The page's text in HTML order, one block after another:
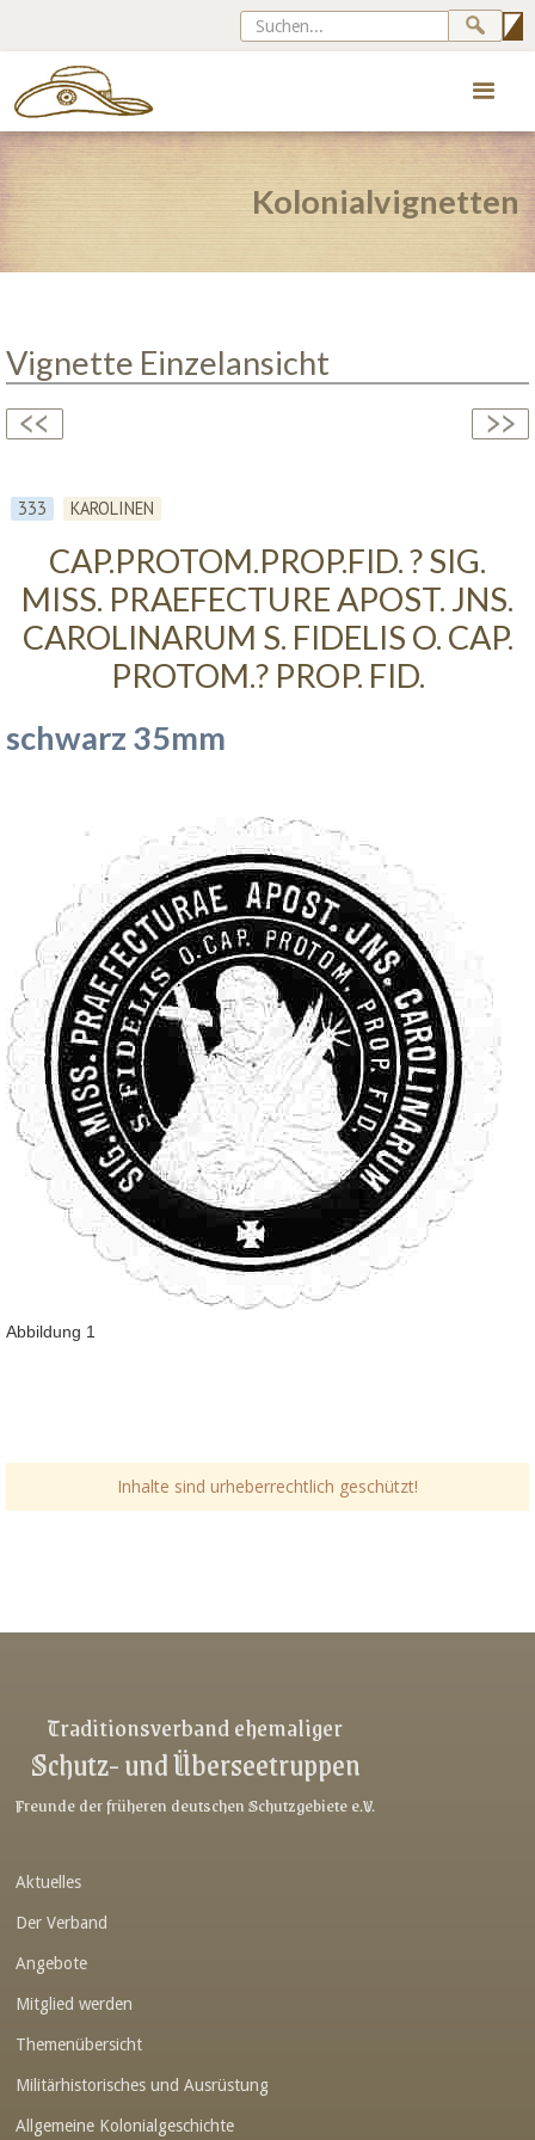
Kolonialvignetten
Vignette Einzelansicht
333 KAROLINEN
CAP.PROTOM.PROP.FID. ? SIG.
MISS. PRAEFECTURE APOST. JNS.
CAROLINARUM S. FIDELIS O. CAP.
PROTOM.? PROP. FID.
schwarz 35mm
Abbildung 1
Inhalte sind urheberrechtlich geschützt!
Link-v-z
Link-v-z
Link-v-z
Link-v-z
Link-v-z
Link-v-z
Traditionsverband ehemaliger
Schutz- und Überseetruppen
Freunde der früheren deutschen Schutzgebiete e.V.
Aktuelles
Der Verband
Angebote
Mitglied werden
Themenübersicht
Militärhistorisches und Ausrüstung
Allgemeine Kolonialgeschichte